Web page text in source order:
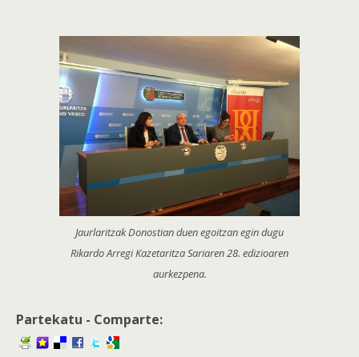
Jaurlaritzak Donostian duen egoitzan egin dugu
Rikardo Arregi Kazetaritza Sariaren 28. edizioaren
aurkezpena.
Partekatu - Comparte: